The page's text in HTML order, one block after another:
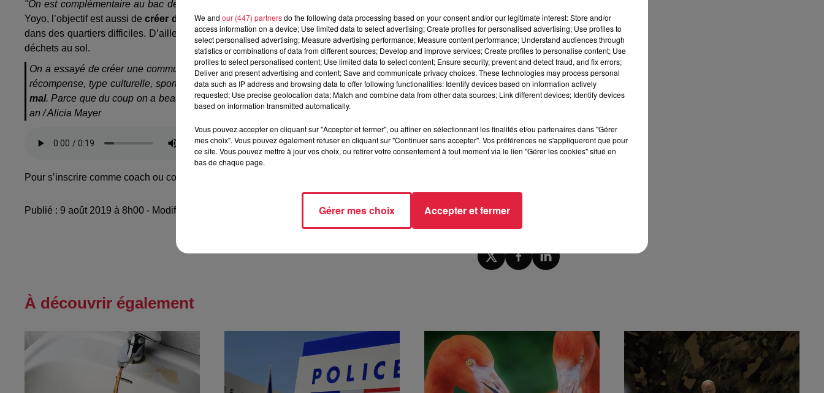
"On est complémentaire au bac de tri jaune, on recherche des personnes qui trient peu ou mal"
Yoyo, l’objectif est aussi de créer du lien social, d’amener vers la culture, voire de développer la culture "zéro déchet"
dans des quartiers difficiles. D’ailleurs en un an, certains quartiers voient nettement la différence et ont beaucoup moins de
déchets au sol.
On a essayé de créer une communauté d’habitants qui trient plus et mieux, en les amenant vers le tri grâce à cette petite
récompense, type culturelle, sportive ou de bien-être.On essaye vraiment de toucher des habitants qui trient pas ou
mal. Parce que du coup on a beaucoup d’erreurs de tri dans l’agglomération mulhousienne qui coûtent 700 000 euros par
an / Alicia Mayer
Pour s’inscrire comme coach ou comme trieur, cliquez sur
Publié : 9 août 2019 à 8h00 - Modifié : 30 octobre 2025 à 16h48 Céline Rinckel
À découvrir également
We and our (447) partnersdo the following data processing based on your consent and/or our legitimate interest: Store and/or
access information on a device; Use limited data to select advertising; Create profiles for personalised advertising; Use profiles to
select personalised advertising; Measure advertising performance; Measure content performance; Understand audiences through
statistics or combinations of data from different sources; Develop and improve services; Create profiles to personalise content; Use
profiles to select personalised content; Use limited data to select content; Ensure security, prevent and detect fraud, and fix errors;
Deliver and present advertising and content; Save and communicate privacy choices. These technologies may process personal
data such as IP address and browsing data to offer following functionalities: Identify devices based on information actively
requested; Use precise geolocation data; Match and combine data from other data sources; Link different devices; Identify devices
based on information transmitted automatically.
Vous pouvez accepter en cliquant sur "Accepter et fermer", ou affiner en sélectionnant les finalités et/ou partenaires dans "Gérer
mes choix". Vous pouvez également refuser en cliquant sur "Continuer sans accepter". Vos préférences ne s'appliqueront que pour
ce site. Vous pouvez mettre à jour vos choix, ou retirer votre consentement à tout moment via le lien "Gérer les cookies" situé en
bas de chaque page.
Gérer mes choix Accepter et fermer